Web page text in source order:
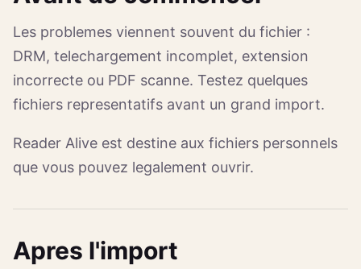
Les problemes viennent souvent du fichier :
DRM, telechargement incomplet, extension
incorrecte ou PDF scanne. Testez quelques
fichiers representatifs avant un grand import.
Reader Alive est destine aux fichiers personnels
que vous pouvez legalement ouvrir.
Apres l'import